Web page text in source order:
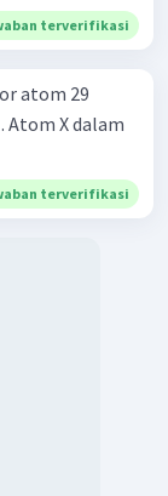
terverifikasi
atom 29
terverifikasi